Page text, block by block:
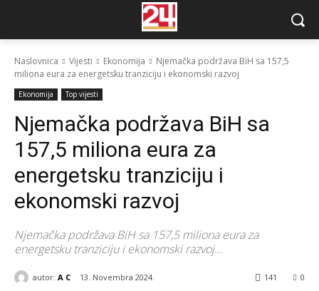
Naslovnica Vijesti Ekonomija
Njemačka podržava BiH sa 157,5
miliona eura za energetsku tranziciju i ekonomski razvoj
Ekonomija Top vijesti
Njemačka podržava BiH sa
157,5 miliona eura za
energetsku tranziciju i
ekonomski razvoj
Njemačka podržava BiH sa 157,5 miliona eura za
energetsku tranziciju i ekonomski razvoj...
autor: A C 13. Novembra 2024. 0
141